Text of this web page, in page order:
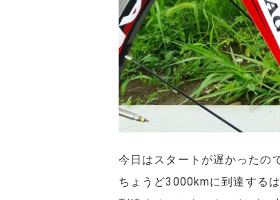
今日はスタートが遅かったの
ちょうど3000kmに到達する